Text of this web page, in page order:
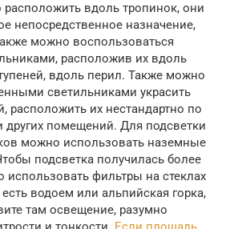
вдоль тропинок, они
непосредственное назначение,
можно воспользоваться
расположив их вдоль
вдоль перил. Также можно
светильниками украсить
расположить их нестандартно по
других помещений. Для подсветки
можно использовать наземные
подсветка получилась более
фильтры на стеклах
водоем или альпийская горка,
там освещение, разумно